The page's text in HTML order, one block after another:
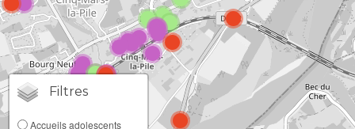
Accueils adolescents